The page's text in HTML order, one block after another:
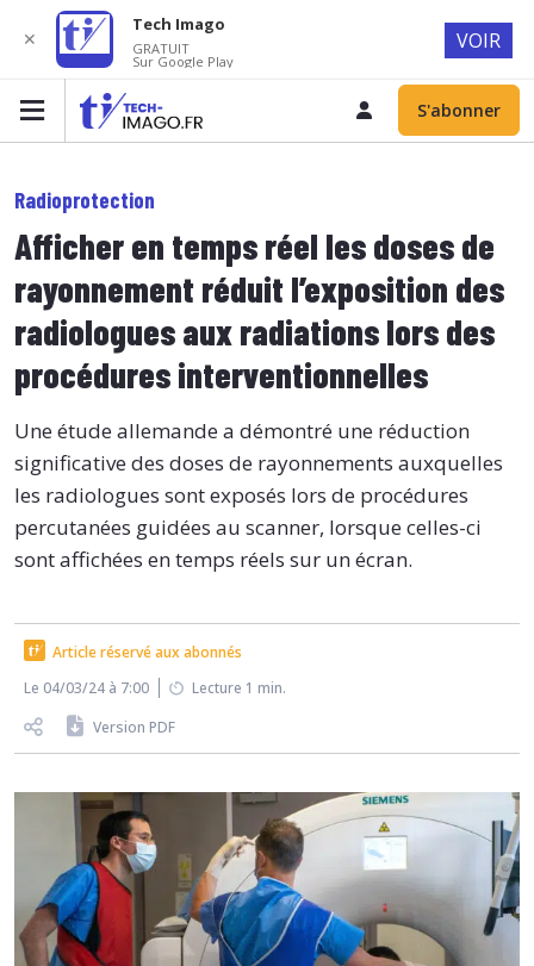
S'abonner
Radioprotection
Afficher en temps réel les doses de
rayonnement réduit l’exposition des
radiologues aux radiations lors des
procédures interventionnelles
Une étude allemande a démontré une réduction
significative des doses de rayonnements auxquelles
les radiologues sont exposés lors de procédures
percutanées guidées au scanner, lorsque celles-ci
sont affichées en temps réels sur un écran.
Article réservé aux abonnés
Le 04/03/24 à 7:00
Lecture 1 min.
Version PDF
✕
Tech Imago
GRATUIT
Sur Google Play
VOIR